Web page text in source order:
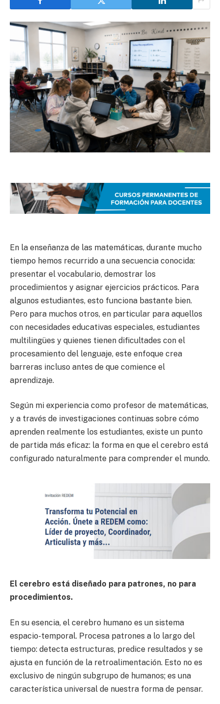
En la enseñanza de las matemáticas, durante mucho
tiempo hemos recurrido a una secuencia conocida:
presentar el vocabulario, demostrar los
procedimientos y asignar ejercicios prácticos. Para
algunos estudiantes, esto funciona bastante bien.
Pero para muchos otros, en particular para aquellos
con necesidades educativas especiales, estudiantes
multilingües y quienes tienen dificultades con el
procesamiento del lenguaje, este enfoque crea
barreras incluso antes de que comience el
aprendizaje.
Según mi experiencia como profesor de matemáticas,
y a través de investigaciones continuas sobre cómo
aprenden realmente los estudiantes, existe un punto
de partida más eficaz: la forma en que el cerebro está
configurado naturalmente para comprender el mundo.
El cerebro está diseñado para patrones, no para
procedimientos.
En su esencia, el cerebro humano es un sistema
espacio-temporal. Procesa patrones a lo largo del
tiempo: detecta estructuras, predice resultados y se
ajusta en función de la retroalimentación. Esto no es
exclusivo de ningún subgrupo de humanos; es una
característica universal de nuestra forma de pensar.